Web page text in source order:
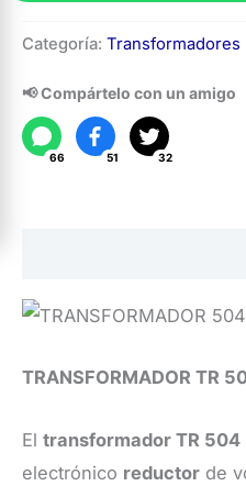
TR
504
cantidad
Categoría: Transformadores
📢 Compártelo con un amigo
66 51 32
TRANSFORMADOR TR
El transformador TR 504
electrónico reductor de